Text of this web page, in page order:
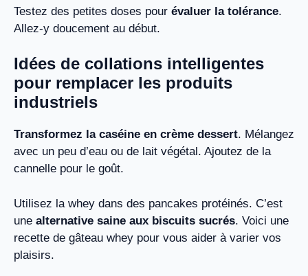
Testez des petites doses pour évaluer la tolérance.
Allez-y doucement au début.
Idées de collations intelligentes
pour remplacer les produits
industriels
Transformez la caséine en crème dessert. Mélangez
avec un peu d’eau ou de lait végétal. Ajoutez de la
cannelle pour le goût.
Utilisez la whey dans des pancakes protéinés. C’est
une alternative saine aux biscuits sucrés. Voici une
recette de gâteau whey pour vous aider à varier vos
plaisirs.